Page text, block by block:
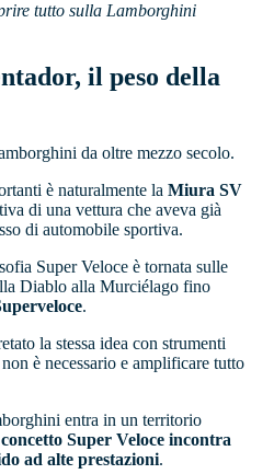
tutto sulla Lamborghini
il peso della
da oltre mezzo secolo.
è naturalmente la Miura SV
di una vettura che aveva già
di automobile sportiva.
Super Veloce è tornata sulle
Diablo alla Murciélago fino
.
la stessa idea con strumenti
è necessario e amplificare tutto
entra in un territorio
Super Veloce incontra
ad alte prestazioni.